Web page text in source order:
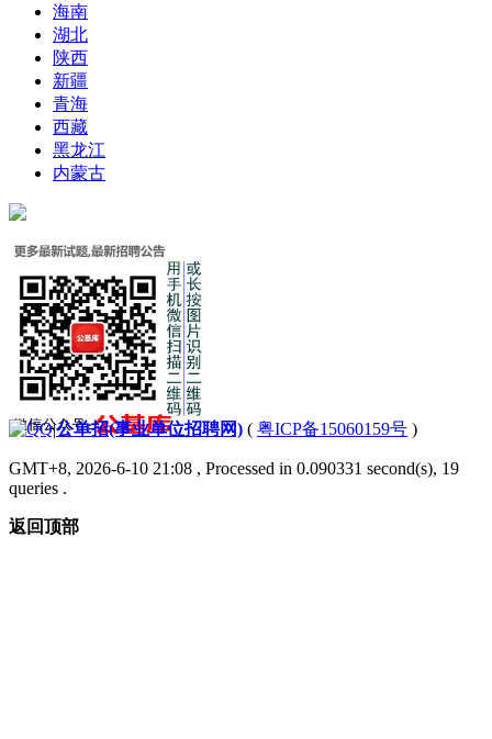
海南
湖北
陕西
新疆
青海
西藏
黑龙江
内蒙古
|公单招(事业单位招聘网) ( 粤ICP备15060159号 )
GMT+8, 2026-6-10 21:08 , Processed in 0.090331 second(s), 19
queries .
返回顶部